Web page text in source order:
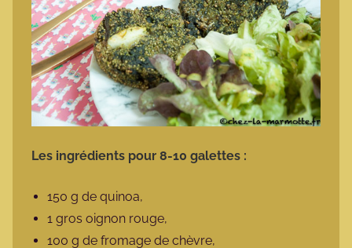
Les ingrédients pour 8-10 galettes :
150 g de quinoa,
1 gros oignon rouge,
100 g de fromage de chèvre,